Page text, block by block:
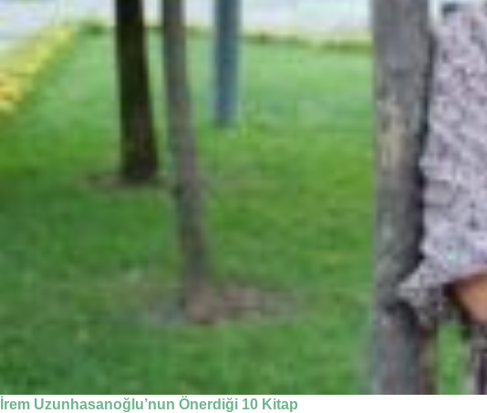
İrem Uzunhasanoğlu’nun Önerdiği 10 Kitap